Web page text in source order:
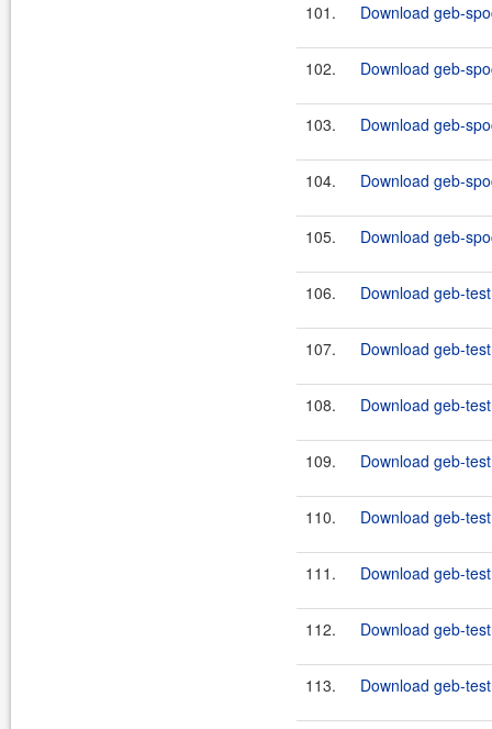
101. Download geb-
102. Download geb-
103. Download geb-
104. Download geb-
105. Download geb-
106. Download geb-
107. Download geb-
108. Download geb-
109. Download geb-
110. Download geb-
111. Download geb-
112. Download geb-
113. Download geb-